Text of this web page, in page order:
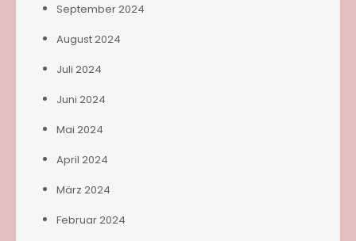
September 2024
August 2024
Juli 2024
Juni 2024
Mai 2024
April 2024
März 2024
Februar 2024